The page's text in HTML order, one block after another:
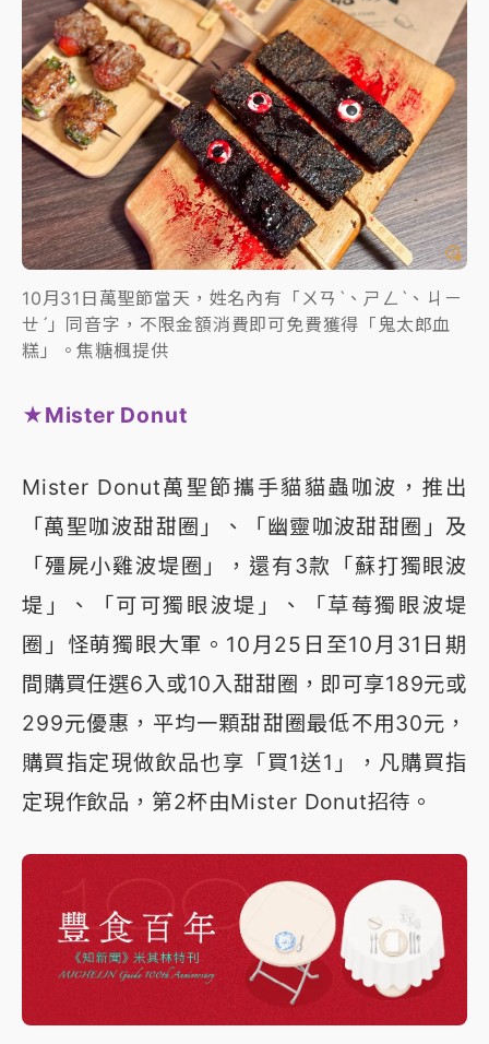
10月31日萬聖節當天，姓名內有「ㄨㄢˋ、ㄕㄥˋ、ㄐㄧ
ㄝˊ」同音字，不限金額消費即可免費獲得「鬼太郎血
糕」。焦糖楓提供
★Mister Donut
Mister Donut萬聖節攜手貓貓蟲咖波，推出
「萬聖咖波甜甜圈」、「幽靈咖波甜甜圈」及
「殭屍小雞波堤圈」，還有3款「蘇打獨眼波
堤」、「可可獨眼波堤」、「草莓獨眼波堤
圈」怪萌獨眼大軍。10月25日至10月31日期
間購買任選6入或10入甜甜圈，即可享189元或
299元優惠，平均一顆甜甜圈最低不用30元，
購買指定現做飲品也享「買1送1」，凡購買指
定現作飲品，第2杯由Mister Donut招待。